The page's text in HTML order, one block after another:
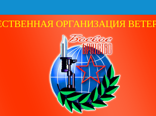
ОРГАНИЗАЦИЯ